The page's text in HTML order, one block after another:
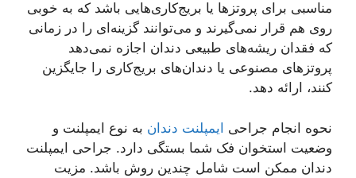
مناسبی برای پروتزها یا بریج‌کاری‌هایی باشد که به خوبی
روی هم قرار نمی‌گیرند و می‌توانند گزینه‌ای را در زمانی
که فقدان ریشه‌های طبیعی دندان اجازه نمی‌دهد
پروتزهای مصنوعی یا دندان‌های بریج‌کاری را جایگزین
کنند، ارائه دهد.
نحوه انجام جراحی ایمپلنت دندان به نوع ایمپلنت و
وضعیت استخوان فک شما بستگی دارد. جراحی ایمپلنت
دندان ممکن است شامل چندین روش باشد. مزیت